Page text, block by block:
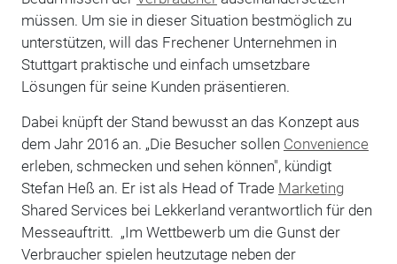
müssen. Um sie in dieser Situation bestmöglich zu
unterstützen, will das Frechener Unternehmen in
Stuttgart praktische und einfach umsetzbare
Lösungen für seine Kunden präsentieren.
Dabei knüpft der Stand bewusst an das Konzept aus
dem Jahr 2016 an. „Die Besucher sollen Convenience
erleben, schmecken und sehen können", kündigt
Stefan Heß an. Er ist als Head of Trade Marketing
Shared Services bei Lekkerland verantwortlich für den
Messeauftritt. „Im Wettbewerb um die Gunst der
Verbraucher spielen heutzutage neben der